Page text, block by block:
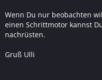
Wenn Du nur beobachten
einen Schrittmotor kannst
nachrüsten.
Gruß Ulli